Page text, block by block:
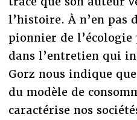
l’histoire. À n’en pas
pionnier de
dans l’entretien qui
Gorz nous indique
du modèle de
caractérise nos